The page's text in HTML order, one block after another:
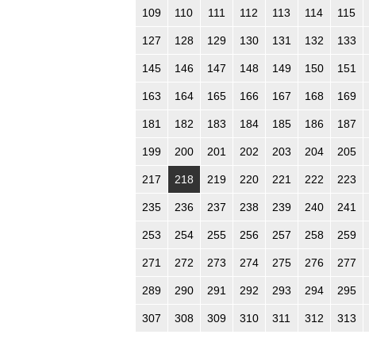
109 110 111 112 113 114 115
127 128 129 130 131 132 133
145 146 147 148 149 150 151
163 164 165 166 167 168 169
181 182 183 184 185 186 187
199 200 201 202 203 204 205
217 218 219 220 221 222 223
235 236 237 238 239 240 241
253 254 255 256 257 258 259
271 272 273 274 275 276 277
289 290 291 292 293 294 295
307 308 309 310 311 312 313